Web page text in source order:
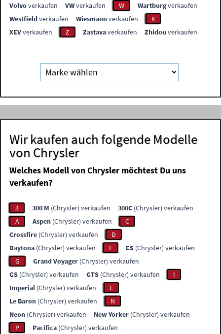
Volvoverkaufen VWverkaufen W Wartburgverkaufen
Westfieldverkaufen Wiesmannverkaufen
X
XEVverkaufen Z Zastavaverkaufen Zhidou verkaufen
Wir kaufen auch folgende Modelle
von Chrysler
Welches Modell von Chrysler möchtest Du uns
verkaufen?
3 300 M (Chrysler) verkaufen 300C (Chrysler) verkaufen
A
Aspen (Chrysler) verkaufen
C
Crossfire (Chrysler) verkaufen
D
Daytona (Chrysler) verkaufen E ES (Chrysler) verkaufen
G
Grand Voyager (Chrysler) verkaufen
GS (Chrysler) verkaufen GTS (Chrysler) verkaufen
I
Imperial (Chrysler) verkaufen
L
Le Baron (Chrysler) verkaufen
N
Neon (Chrysler) verkaufen New Yorker (Chrysler) verkaufen
P
Pacifica (Chrysler) verkaufen